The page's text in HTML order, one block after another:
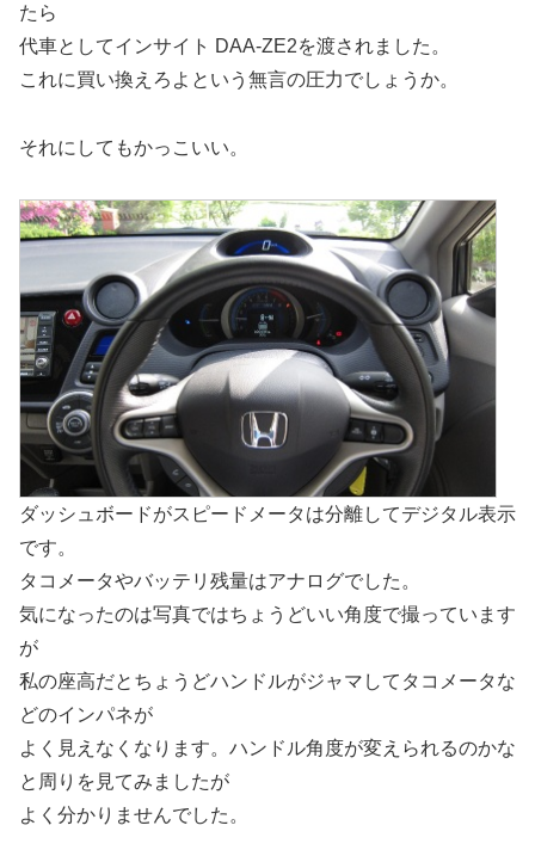
たら
代車としてインサイト DAA-ZE2を渡されました。
これに買い換えろよという無言の圧力でしょうか。
それにしてもかっこいい。
ダッシュボードがスピードメータは分離してデジタル表示
です。
タコメータやバッテリ残量はアナログでした。
気になったのは写真ではちょうどいい角度で撮っています
が
私の座高だとちょうどハンドルがジャマしてタコメータな
どのインパネが
よく見えなくなります。ハンドル角度が変えられるのかな
と周りを見てみましたが
よく分かりませんでした。